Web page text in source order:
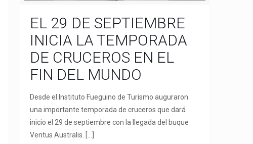
EL 29 DE SEPTIEMBRE
INICIA LA TEMPORADA
DE CRUCEROS EN EL
FIN DEL MUNDO
Desde el Instituto Fueguino de Turismo auguraron
una importante temporada de cruceros que dará
inicio el 29 de septiembre con la llegada del buque
Ventus Australis.